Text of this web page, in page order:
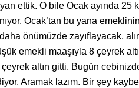
ettik. O bile Ocak ayında 25
Ocak’tan bu yana
önümüzde zayıflayacak,
emekli maaşıyla 8 çeyrek
altın gitti. Bugün
Aramak lazım. Bir şey